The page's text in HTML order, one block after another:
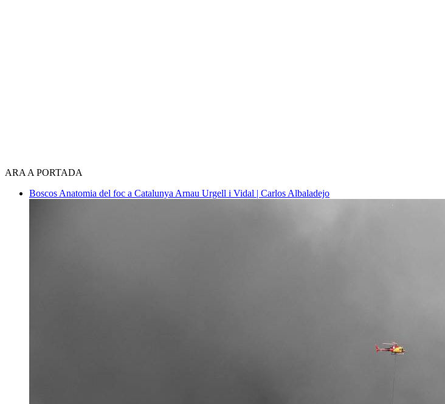
ARA A PORTADA
Boscos Anatomia del foc a Catalunya Arnau Urgell i Vidal | Carlos Albaladejo